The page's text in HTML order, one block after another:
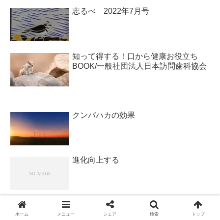
志るべ 2022年7月号
知って得する！口から健康お役立ち
BOOK/一般社団法人日本訪問歯科協会￼
クンバハカの効果
進化向上する
失敗を招く30の原因
ホーム メニュー シェア 検索 トップ